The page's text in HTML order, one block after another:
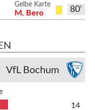
80'
Gelbe Karte
M. Bero
VfL Bochum
14